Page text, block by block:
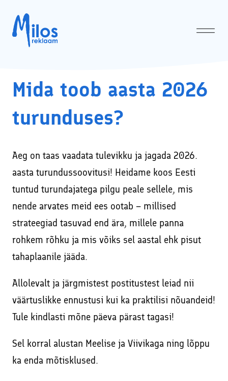
Avaleht
Sotsiaalmeedia turunduse ja Google Ads’i koolitused ja
Facebooki reklaam ehk tasulise Facebooki kampaania
Kodulehtede tegemine ja tehniline audit
Kodulehe tekstide kirjutamine
SEO – kodulehe otsimootoritele optimeerimine
Sisuturundus ja sisuloome
Google Ads reklaami haldamine ja konsultatsioonid
Lisateenused läbi koostööpartnerite
Kasulik
Koolitused ↓
Sotsiaalmeediaturunduse koolitused ja SEO koolitused
Sotsiaalmeedia koolitus veebis – turundamine
Facebookis ja Instagramis
Veebikoolitus – sissejuhatus meiliturundusse
Õppekorralduse alused
Koolitaja Brit Mesipuu
Koolitaja Maido Mesipuu
Interneti turvalisuse ja veibi loengud koolides
Tehtud tööd
VÄRSKED UUDISED E-MAILILE!
Mida toob aasta 2026
turunduses?
Aeg on taas vaadata tulevikku ja jagada 2026.
aasta turundussoovitusi! Heidame koos Eesti
tuntud turundajatega pilgu peale sellele, mis
nende arvates meid ees ootab – millised
strateegiad tasuvad end ära, millele panna
rohkem rõhku ja mis võiks sel aastal ehk pisut
tahaplaanile jääda.
Allolevalt ja järgmistest postitustest leiad nii
väärtuslikke ennustusi kui ka praktilisi nõuandeid!
Tule kindlasti mõne päeva pärast tagasi!
Sel korral alustan Meelise ja Viivikaga ning lõppu
ka enda mõtisklused.